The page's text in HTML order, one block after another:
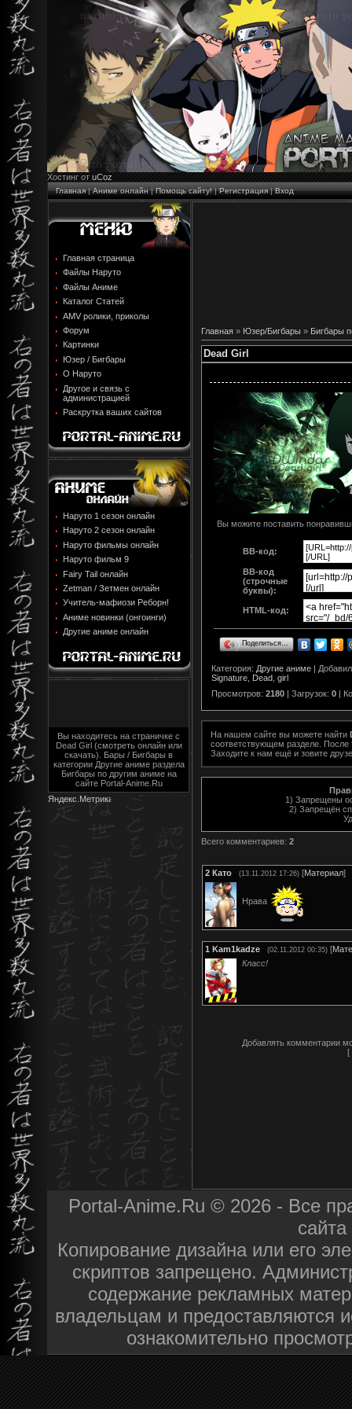
Хостинг от uCoz
Главная|Аниме онлайн|Помощь сайту!|Регистрация|Вход
Главная страница
Файлы Наруто
Файлы Аниме
Каталог Статей
AMV ролики, приколы
Форум
Картинки
Юзер / Бигбары
О Наруто
Другое и связь с
администрацией
Раскрутка ваших сайтов
Наруто 1 сезон онлайн
Наруто 2 сезон онлайн
Наруто фильмы онлайн
Наруто фильм 9
Fairy Tail онлайн
Zetman / Зетмен онлайн
Учитель-мафиози Реборн!
Аниме новинки (онгоинги)
Другие аниме онлайн
Вы находитесь на страничке с
Dead Girl (смотреть онлайн или
скачать). Бары / Бигбары в
категории Другие аниме раздела
Бигбары по другим аниме на
сайте Portal-Anime.Ru
Главная » Юзер/Бигбары » Бигбары
Dead Girl
Вы можите поставить
BB-код:
BB-код
(строчные
буквы):
HTML-код:
Поделиться…
Категория: Другие аниме | Добавил
Signature Dead girl
Просмотров: 2180 | Загрузок: 0 |
На нашем сайте вы можете найти
соответствующем разделе. После
Заходите к нам ещё и зовите
1) Запрещены
2) Запрещён
Всего комментариев: 2
2 Като (13.11.2012 17:26) [Материал]
Нрава
1 Kam1kadze (02.11.2012 00:35) [
Класс!
Добавлять комментарии
[
Portal-Anime.Ru © 2026 - Все
сайта
Копирование дизайна или его
скриптов запрещено.
содержание рекламных
владельцам и предоставляются
ознакомительно